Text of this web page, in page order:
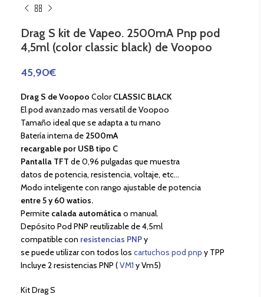
Drag S kit de Vapeo. 2500mA Pnp pod
4,5ml (color classic black) de Voopoo
45,90€
Drag S de Voopoo ColorCLASSIC BLACK
El pod avanzado mas versatil de Voopoo
Tamaño ideal que se adapta a tu mano
Batería interna de 2500mA
recargable por USB tipo C
Pantalla TFT de 0,96 pulgadas que muestra
datos de potencia, resistencia, voltaje, etc…
Modo inteligente con rango ajustable de potencia
entre 5 y 60 watios.
Permite calada automáticao manual.
Depósito Pod PNP reutilizable de 4,5ml
compatible con resistencias PNPy
se puede utilizar con todos los cartuchos pod pnp y TPP
Incluye 2 resistencias PNP (VM1 y Vm5)
Kit Drag S